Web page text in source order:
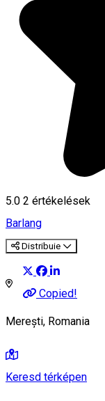
5.0 2 értékelések
Barlang
Distribuie
Copied!
Merești, Romania
Keresd térképen